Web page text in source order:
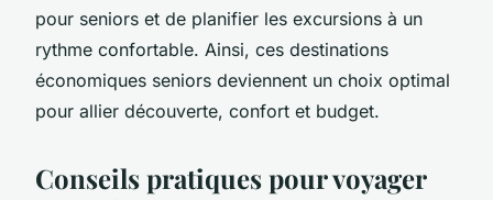
pour seniors et de planifier les excursions à un
rythme confortable. Ainsi, ces destinations
économiques seniors deviennent un choix optimal
pour allier découverte, confort et budget.
Conseils pratiques pour voyager